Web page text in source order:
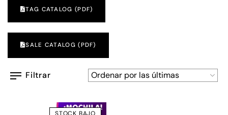
TAG CATALOG (PDF)
SALE CATALOG (PDF)
Filtrar